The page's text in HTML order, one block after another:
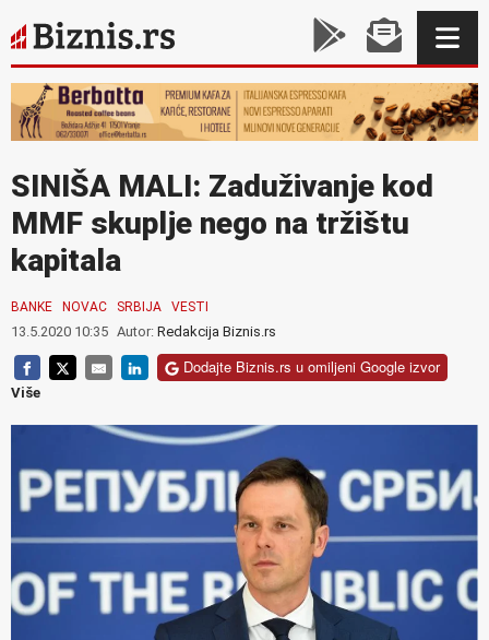
SINIŠA MALI: Zaduživanje kod
MMF skuplje nego na tržištu
kapitala
BANKE NOVAC SRBIJA VESTI
13.5.2020 10:35 Autor: Redakcija Biznis.rs
Dodajte Biznis.rs u omiljeni Google izvor
Više